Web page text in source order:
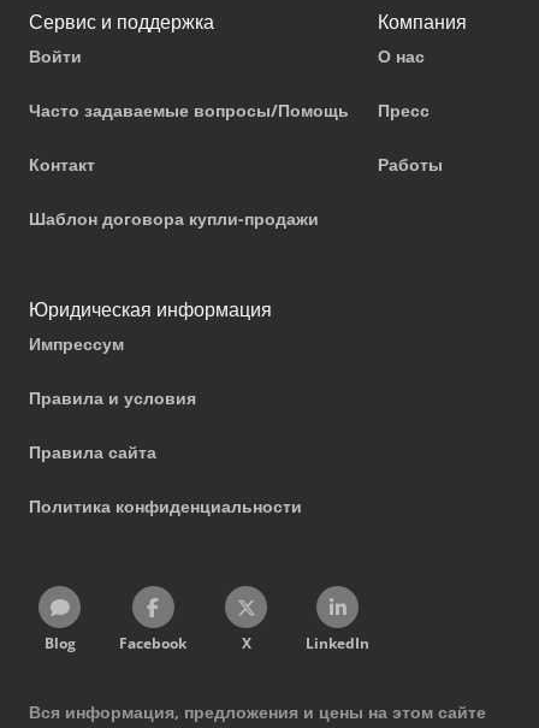
Сервис и поддержка
Войти
Часто задаваемые вопросы/Помощь
Контакт
Шаблон договора купли-продажи
Компания
О нас
Пресс
Работы
Юридическая информация
Импрессум
Правила и условия
Правила сайта
Политика конфиденциальности
Blog Facebook X LinkedIn
Вся информация, предложения и цены на этом сайте